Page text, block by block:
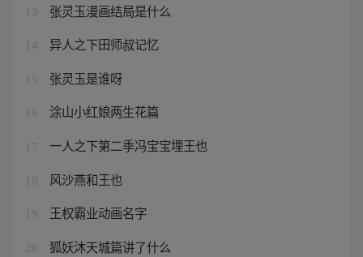
13 张灵玉漫画结局是什么
14 异人之下田师叔记忆
15 张灵玉是谁呀
16 涂山小红娘两生花篇
17 一人之下第二季冯宝宝埋王也
18 风沙燕和王也
19 王权霸业动画名字
20 狐妖沐天城篇讲了什么